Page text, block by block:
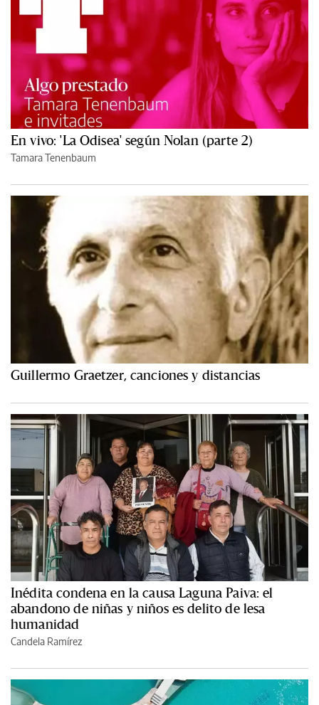
En vivo: 'La Odisea' según Nolan (parte 2)
Tamara Tenenbaum
Guillermo Graetzer, canciones y distancias
Inédita condena en la causa Laguna Paiva: el
abandono de niñas y niños es delito de lesa
humanidad
Candela Ramírez